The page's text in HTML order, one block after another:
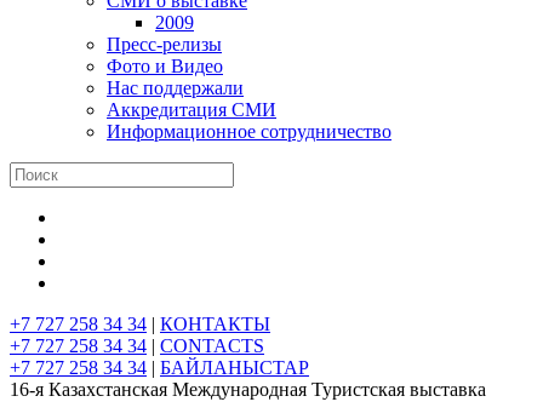
2009
Пресс-релизы
Фото и Видео
Нас поддержали
Аккредитация СМИ
Информационное сотрудничество
+7 727 258 34 34 | КОНТАКТЫ
+7 727 258 34 34 | CONTACTS
+7 727 258 34 34 | БАЙЛАНЫСТАР
16-я Казахстанская Международная Туристская выставка